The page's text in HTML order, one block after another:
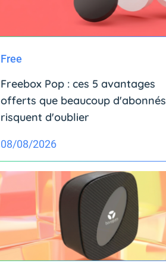
Free
Freebox Pop : ces 5 avantages
offerts que beaucoup d'abonnés
risquent d'oublier
08/08/2026